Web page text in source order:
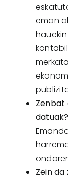
eman
Zenbat
datuak?
Zein